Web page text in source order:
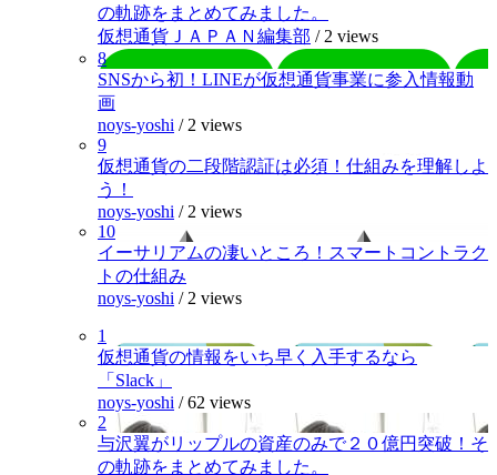
の軌跡をまとめてみました。
仮想通貨ＪＡＰＡＮ編集部 / 2 views
8
SNSから初！LINEが仮想通貨事業に参入情報動
画
noys-yoshi / 2 views
9
仮想通貨の二段階認証は必須！仕組みを理解しよ
う！
noys-yoshi / 2 views
10
イーサリアムの凄いところ！スマートコントラク
トの仕組み
noys-yoshi / 2 views
1
仮想通貨の情報をいち早く入手するなら
「Slack」
noys-yoshi /62 views
2
与沢翼がリップルの資産のみで２０億円突破！そ
の軌跡をまとめてみました。